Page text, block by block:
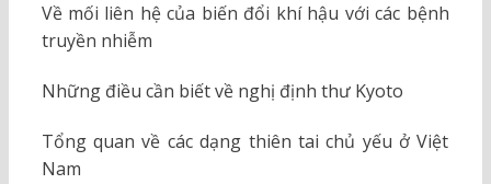
Về mối liên hệ của biến đổi khí hậu với các bệnh
truyền nhiễm
Những điều cần biết về nghị định thư Kyoto
Tổng quan về các dạng thiên tai chủ yếu ở Việt
Nam